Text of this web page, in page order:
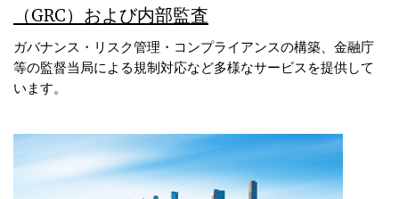
（GRC）および内部監査
ガバナンス・リスク管理・コンプライアンスの構築、金融庁
等の監督当局による規制対応など多様なサービスを提供して
います。